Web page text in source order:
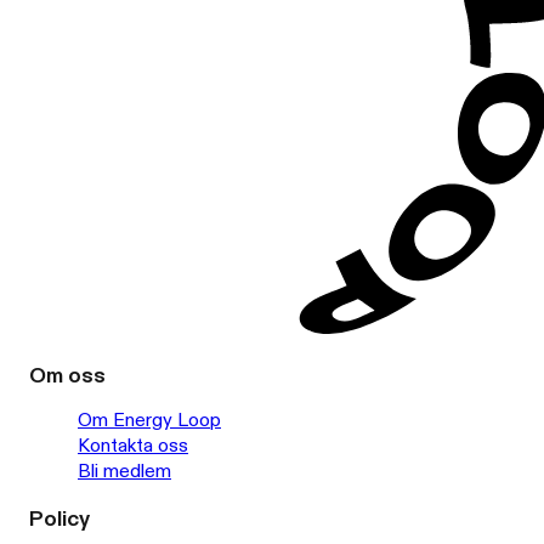
Om oss
Om Energy Loop
Kontakta oss
Bli medlem
Policy